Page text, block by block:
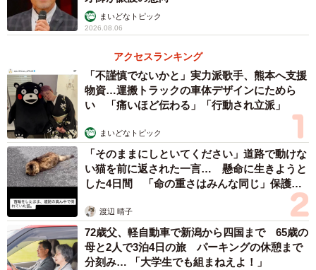
まいどなトピック
2026.08.06
アクセスランキング
「不謹慎でないかと」実力派歌手、熊本へ支援
物資…運搬トラックの車体デザインにためら
い 「痛いほど伝わる」「行動され立派」
まいどなトピック
「そのままにしといてください」道路で動けな
い猫を前に返された一言… 懸命に生きようと
した4日間 「命の重さはみんな同じ」保護団
渡辺 晴子
72歳父、軽自動車で新潟から四国まで 65歳の
母と2人で3泊4日の旅 パーキングの休憩まで
分刻み… 「大学生でも組まねえよ！」